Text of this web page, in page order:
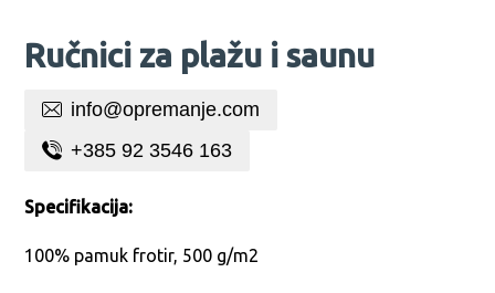
Ručnici za plažu i saunu
info@opremanje.com
+385 92 3546 163
Specifikacija:
100% pamuk frotir, 500 g/m2